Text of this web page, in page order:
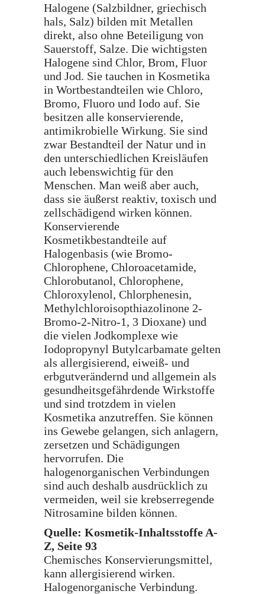
Halogene (Salzbildner, griechisch
hals, Salz) bilden mit Metallen
direkt, also ohne Beteiligung von
Sauerstoff, Salze. Die wichtigsten
Halogene sind Chlor, Brom, Fluor
und Jod. Sie tauchen in Kosmetika
in Wortbestandteilen wie Chloro,
Bromo, Fluoro und Iodo auf. Sie
besitzen alle konservierende,
antimikrobielle Wirkung. Sie sind
zwar Bestandteil der Natur und in
den unterschiedlichen Kreisläufen
auch lebenswichtig für den
Menschen. Man weiß aber auch,
dass sie äußerst reaktiv, toxisch und
zellschädigend wirken können.
Konservierende
Kosmetikbestandteile auf
Halogenbasis (wie Bromo-
Chlorophene, Chloroacetamide,
Chlorobutanol, Chlorophene,
Chloroxylenol, Chlorphenesin,
Methylchloroisopthiazolinone 2-
Bromo-2-Nitro-1, 3 Dioxane) und
die vielen Jodkomplexe wie
Iodopropynyl Butylcarbamate gelten
als allergisierend, eiweiß- und
erbgutverändernd und allgemein als
gesundheitsgefährdende Wirkstoffe
und sind trotzdem in vielen
Kosmetika anzutreffen. Sie können
ins Gewebe gelangen, sich anlagern,
zersetzen und Schädigungen
hervorrufen. Die
halogenorganischen Verbindungen
sind auch deshalb ausdrücklich zu
vermeiden, weil sie krebserregende
Nitrosamine bilden können.
Quelle: Kosmetik-Inhaltsstoffe A-
Z, Seite 93
Chemisches Konservierungsmittel,
kann allergisierend wirken.
Halogenorganische Verbindung.